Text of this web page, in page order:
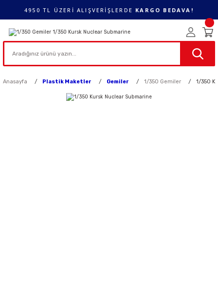
4950 TL ÜZERİ ALIŞVERİŞLERDE KARGO BEDAVA!
Anasayfa Plastik Maketler Gemiler 1/350 Gemiler 1/350